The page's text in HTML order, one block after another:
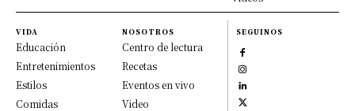
VIDA
Educación
Entretenimientos
Estilos
Comidas
NOSOTROS
Centro de lectura
Recetas
Eventos en vivo
Video
SEGUINOS